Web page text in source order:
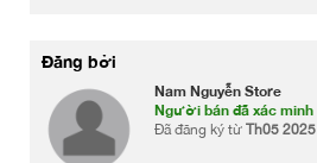
Đăng bởi
Nam Nguyễn Store
Người bán đã xác minh
Đã đăng ký từ Th05 2025